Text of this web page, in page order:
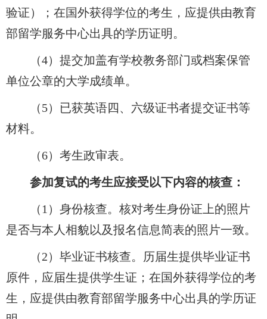
验证）；在国外获得学位的考生，应提供由教育
部留学服务中心出具的学历证明。
（4）提交加盖有学校教务部门或档案保管
单位公章的大学成绩单。
（5）已获英语四、六级证书者提交证书等
材料。
（6）考生政审表。
参加复试的考生应接受以下内容的核查：
（1）身份核查。核对考生身份证上的照片
是否与本人相貌以及报名信息简表的照片一致。
（2）毕业证书核查。历届生提供毕业证书
原件，应届生提供学生证；在国外获得学位的考
生，应提供由教育部留学服务中心出具的学历证